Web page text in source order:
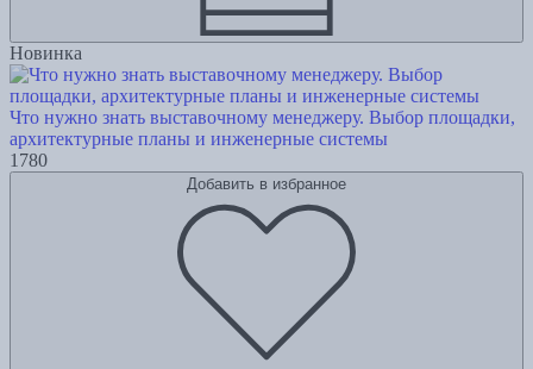
Новинка
Что нужно знать выставочному менеджеру. Выбор площадки,
архитектурные планы и инженерные системы
1780
Добавить в избранное